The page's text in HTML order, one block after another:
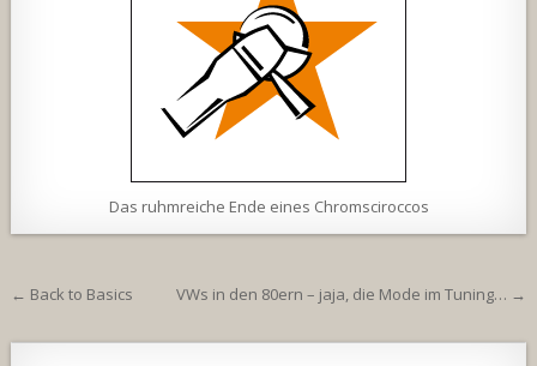
Das ruhmreiche Ende eines Chromsciroccos
Beitragsnavigation
← Back to Basics VWs in den 80ern – jaja, die Mode im Tuning… →